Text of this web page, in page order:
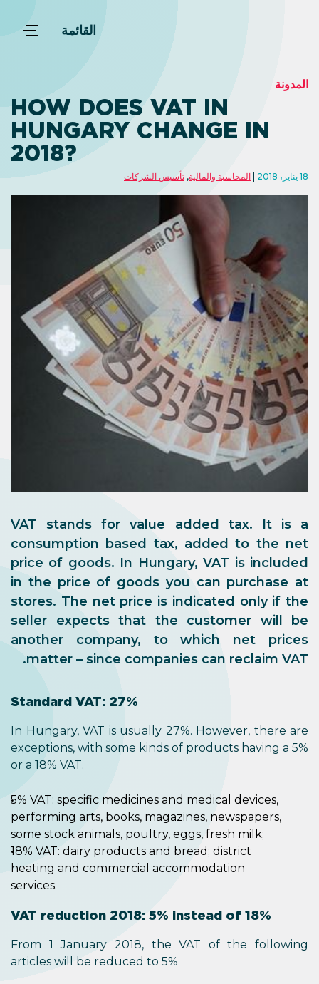
القائمة
المدونة
HOW DOES VAT IN
HUNGARY CHANGE IN
2018?
18 يناير، 2018 المحاسبة والمالية, تأسيس الشركات
VAT stands for value added tax. It is a
consumption based tax, added to the net
price of goods. In Hungary,VAT is included
in the price of goods you can purchase at
stores. The net price is indicated only if the
seller expects that the customer will be
another company, to which net prices
matter – since companies can reclaim VAT
.
Standard VAT: 27%
In Hungary, VAT is usually 27%. However, there are
exceptions, with some kinds of products having a 5%
or a 18% VAT.
5% VAT: specific medicines and medical devices,
performing arts, books, magazines, newspapers,
some stock animals, poultry, eggs, fresh milk;
18% VAT: dairy products and bread; district
heating and commercial accommodation
services.
VAT reduction 2018: 5% instead of 18%
From 1 January 2018, the VAT of the following
articles will be reduced to 5%